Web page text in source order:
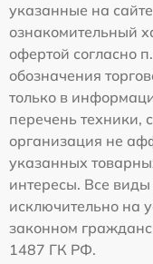
указанные на
ознакомительный
офертой согласно
обозначения
только в
перечень техники,
организация не
указанных
интересы. Все
исключительно на
законном
1487 ГК РФ.